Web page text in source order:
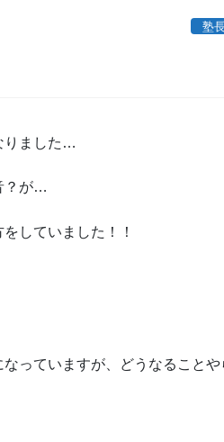
塾
りました…
？が…
していました！！
っていますが、どうなること